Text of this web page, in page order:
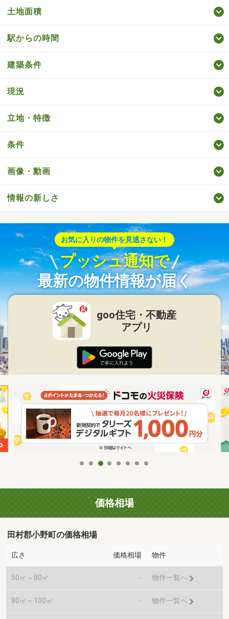
土地面積
駅からの時間
建築条件
現況
立地・特徴
条件
画像・動画
情報の新しさ
お気に入りの物件を見逃さない！
プッシュ通知で
最新の物件情報が届く
goo住宅・不動産
アプリ
価格相場
田村郡小野町の価格相場
広さ 価格相場 物件
50㎡～80㎡ - 物件一覧へ
80㎡～100㎡ - 物件一覧へ